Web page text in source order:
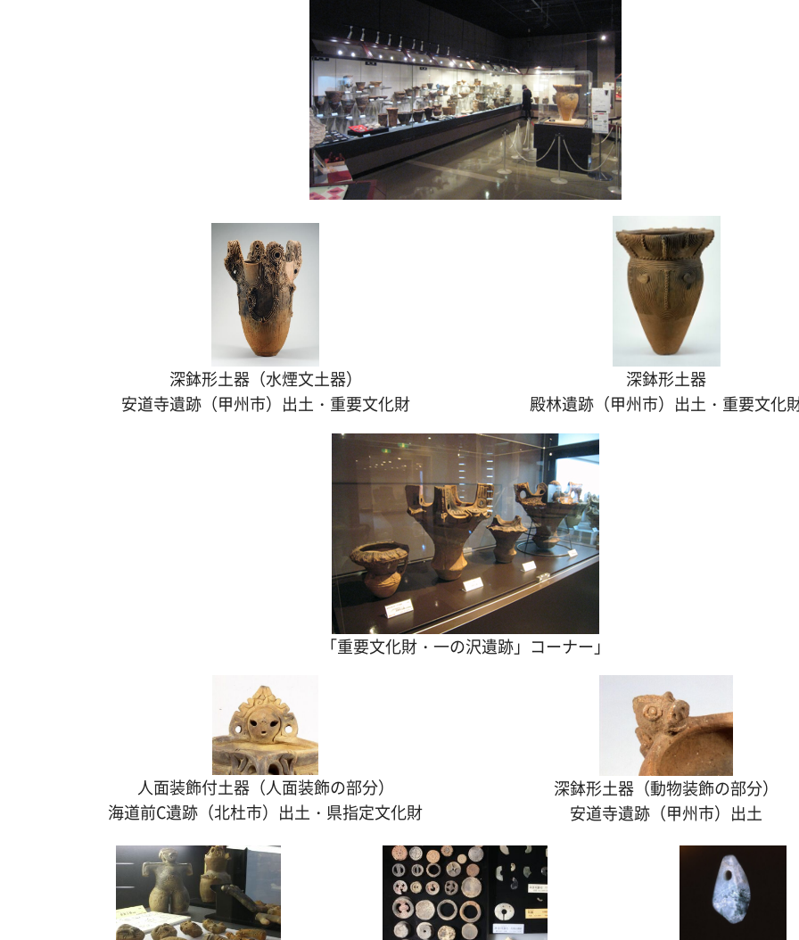
深鉢形土器（水煙文土器）
安道寺遺跡（甲州市）出土・重要文化財
深鉢形土器
殿林遺跡（甲州市）出土・重要文化
「重要文化財・一の沢遺跡」コーナー」
人面装飾付土器（人面装飾の部分）
海道前C遺跡（北杜市）出土・県指定文化財
深鉢形土器（動物装飾の部分）
安道寺遺跡（甲州市）出土